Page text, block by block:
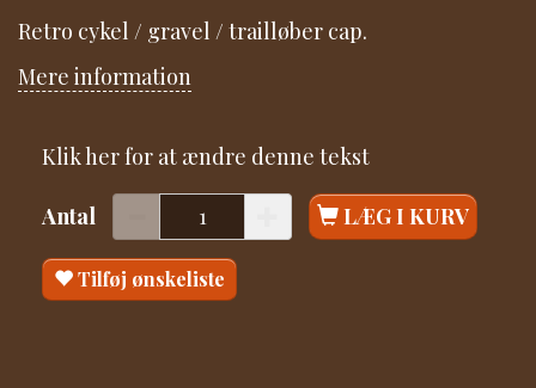
Retro cykel / gravel / trailløber cap.
Mere information
Klik her for at ændre denne tekst
Antal LÆG I KURV
Tilføj ønskeliste